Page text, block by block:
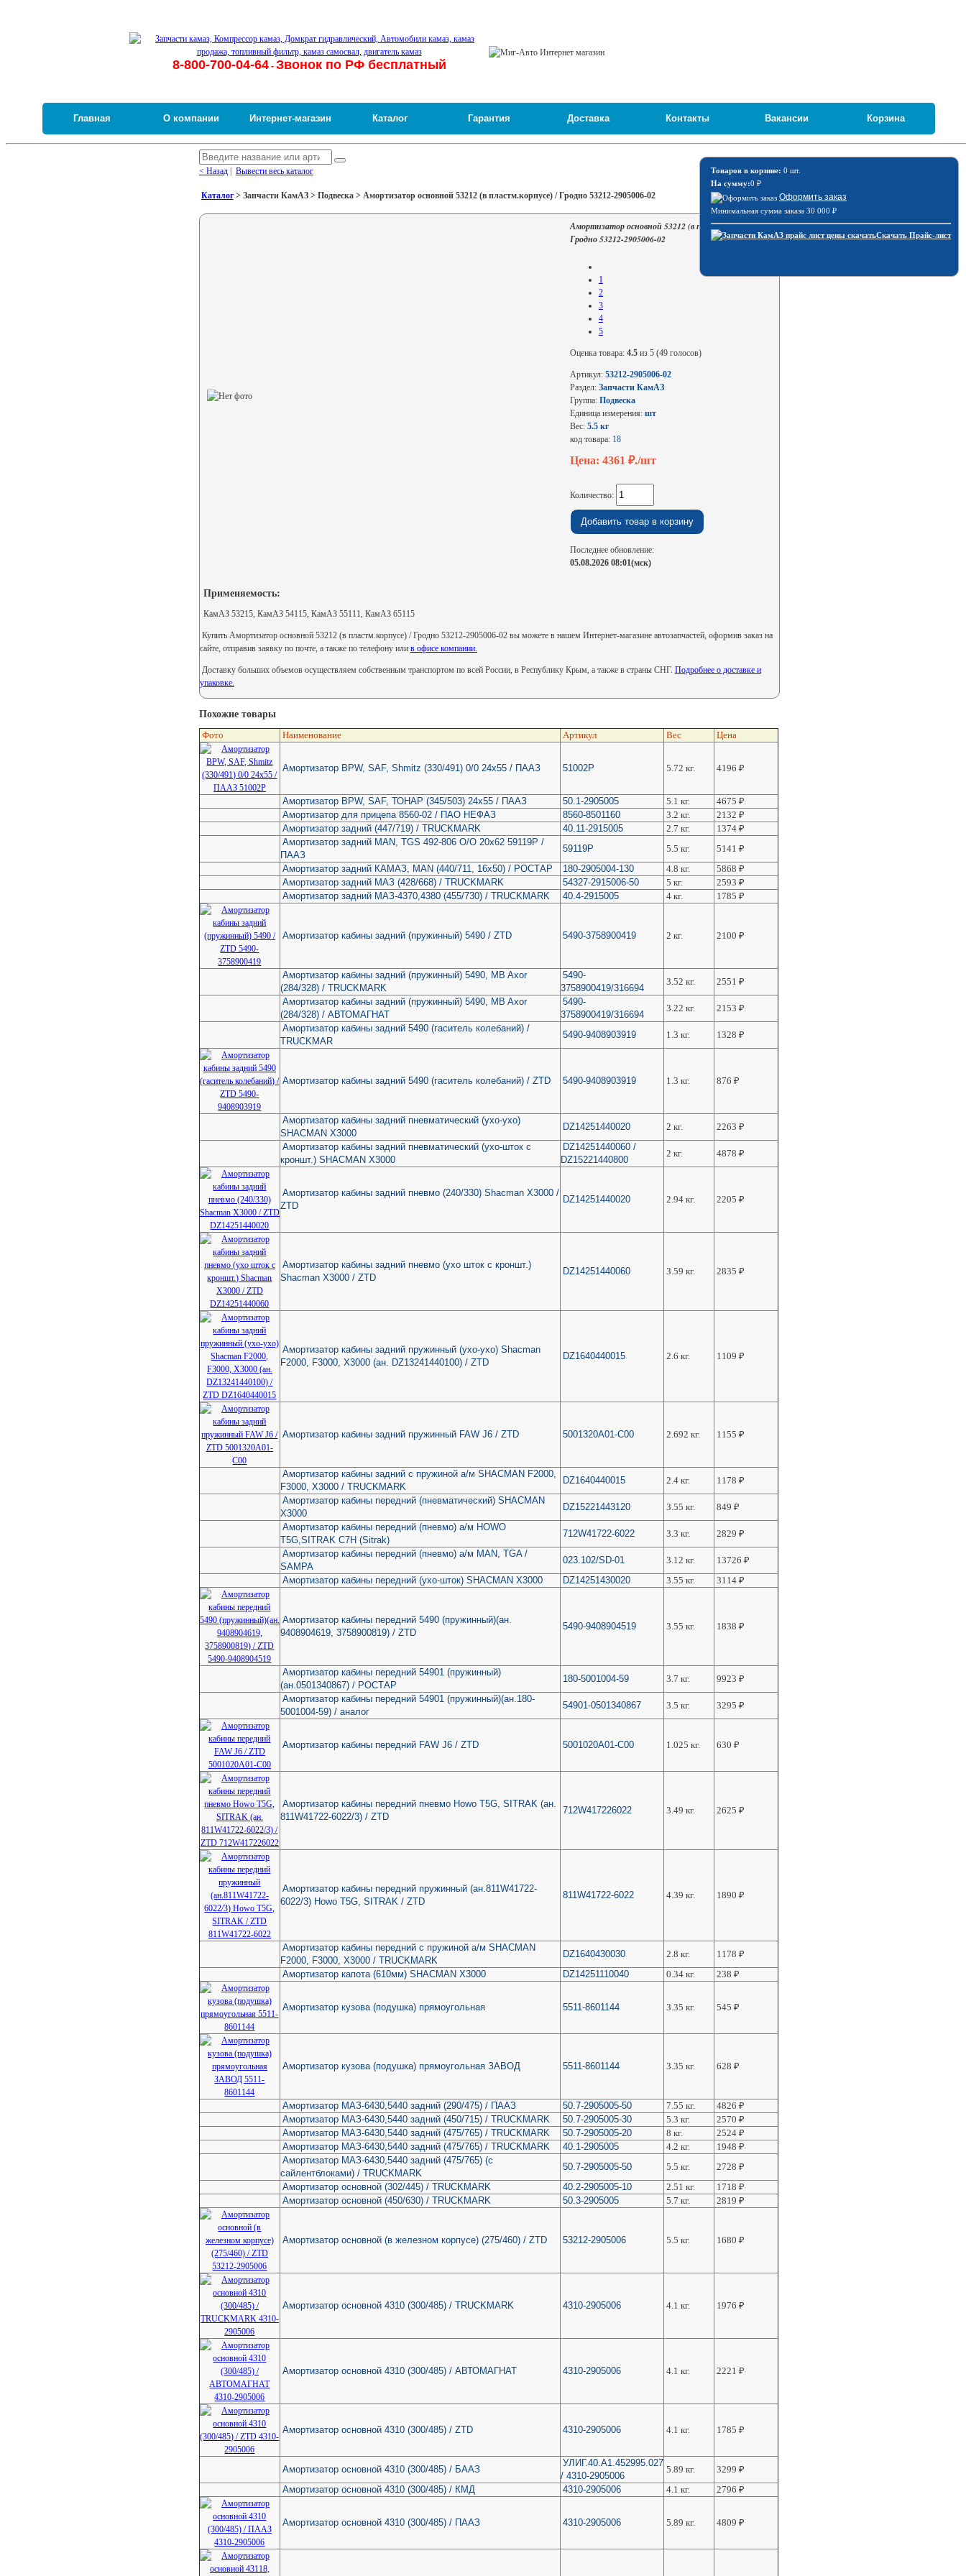
8-800-700-04-64- Звонок по РФ бесплатный
Главная О компании Интернет-магазин Каталог Гарантия Доставка Контакты Вакансии Корзина
Товаров в корзине: 0 шт.
На сумму:0 ₽
Оформить заказ
Минимальная сумма заказа 30 000 ₽
Скачать Прайс-лист
< Назад| Вывести весь каталог
Каталог> Запчасти КамАЗ > Подвеска > Амортизатор основной 53212 (в пластм.корпусе) / Гродно 53212-2905006-02
Амортизатор основной 53212 (в пластм.корпусе) /
Гродно 53212-2905006-02
1
2
3
4
5
Оценка товара: 4.5из 5 (49 голосов)
Артикул: 53212-2905006-02
Раздел: Запчасти КамАЗ
Группа: Подвеска
Единица измерения: шт
Вес: 5.5 кг
код товара: 18
Цена: 4361 ₽./шт
Количество:
Последнее обновление:
05.08.2026 08:01(мск)
Применяемость:
КамАЗ 53215, КамАЗ 54115, КамАЗ 55111, КамАЗ 65115
Купить Амортизатор основной 53212 (в пластм.корпусе) / Гродно 53212-2905006-02 вы можете в нашем Интернет-магазине автозапчастей, оформив заказ на
сайте, отправив заявку по почте, а также по телефону или в офисе компании.
Доставку больших объемов осуществляем собственным транспортом по всей России, в Республику Крым, а также в страны СНГ. Подробнее о доставке и
упаковке.
Похожие товары
Фото Наименование Артикул Вес Цена
Амортизатор BPW, SAF, Shmitz (330/491) 0/0 24х55 / ПААЗ 51002Р 5.72 кг. 4196 ₽
Амортизатор BPW, SAF, ТОНАР (345/503) 24х55 / ПААЗ 50.1-2905005 5.1 кг. 4675 ₽
Амортизатор для прицепа 8560-02 / ПАО НЕФАЗ
8560-8501160 3.2 кг. 2132 ₽
Амортизатор задний (447/719) / TRUCKMARK
40.11-2915005 2.7 кг. 1374 ₽
Амортизатор задний MAN, TGS 492-806 O/O 20х62 59119P /
ПААЗ
59119Р 5.5 кг. 5141 ₽
Амортизатор задний КАМАЗ, MAN (440/711, 16х50) / РОСТАР
180-2905004-130 4.8 кг. 5868 ₽
Амортизатор задний МАЗ (428/668) / TRUCKMARK
54327-2915006-50 5 кг. 2593 ₽
Амортизатор задний МАЗ-4370,4380 (455/730) / TRUCKMARK
40.4-2915005 4 кг. 1785 ₽
Амортизатор кабины задний (пружинный) 5490 / ZTD 5490-3758900419 2 кг. 2100 ₽
Амортизатор кабины задний (пружинный) 5490, MB Axor
(284/328) / TRUCKMARK
5490-
3758900419/316694
3.52 кг. 2551 ₽
Амортизатор кабины задний (пружинный) 5490, MB Axor
(284/328) / АВТОМАГНАТ
5490-
3758900419/316694
3.22 кг. 2153 ₽
Амортизатор кабины задний 5490 (гаситель колебаний) /
TRUCKMAR
5490-9408903919 1.3 кг. 1328 ₽
Амортизатор кабины задний 5490 (гаситель колебаний) / ZTD 5490-9408903919 1.3 кг. 876 ₽
Амортизатор кабины задний пневматический (ухо-ухо)
SHACMAN X3000
DZ14251440020 2 кг. 2263 ₽
Амортизатор кабины задний пневматический (ухо-шток с
кроншт.) SHACMAN X3000
DZ14251440060 /
DZ15221440800
2 кг. 4878 ₽
Амортизатор кабины задний пневмо (240/330) Shacman X3000 /
ZTD
DZ14251440020 2.94 кг. 2205 ₽
Амортизатор кабины задний пневмо (ухо шток с кроншт.)
Shacman Х3000 / ZTD
DZ14251440060 3.59 кг. 2835 ₽
Амортизатор кабины задний пружинный (ухо-ухо) Shacman
F2000, F3000, Х3000 (ан. DZ13241440100) / ZTD
DZ1640440015 2.6 кг. 1109 ₽
Амортизатор кабины задний пружинный FAW J6 / ZTD 5001320A01-C00 2.692 кг. 1155 ₽
Амортизатор кабины задний с пружиной а/м SHACMAN F2000,
F3000, X3000 / TRUCKMARK
DZ1640440015 2.4 кг. 1178 ₽
Амортизатор кабины передний (пневматический) SHACMAN
X3000
DZ15221443120 3.55 кг. 849 ₽
Амортизатор кабины передний (пневмо) а/м HOWO
T5G,SITRAK C7H (Sitrak)
712W41722-6022 3.3 кг. 2829 ₽
Амортизатор кабины передний (пневмо) а/м MAN, TGA /
SAMPA
023.102/SD-01 3.12 кг. 13726 ₽
Амортизатор кабины передний (ухо-шток) SHACMAN X3000
DZ14251430020 3.55 кг. 3114 ₽
Амортизатор кабины передний 5490 (пружинный)(ан.
9408904619, 3758900819) / ZTD
5490-9408904519 3.55 кг. 1838 ₽
Амортизатор кабины передний 54901 (пружинный)
(ан.0501340867) / РОСТАР
180-5001004-59 3.7 кг. 9923 ₽
Амортизатор кабины передний 54901 (пружинный)(ан.180-
5001004-59) / аналог
54901-0501340867 3.5 кг. 3295 ₽
Амортизатор кабины передний FAW J6 / ZTD 5001020A01-C00 1.025 кг. 630 ₽
Амортизатор кабины передний пневмо Howo T5G, SITRAK (ан.
811W41722-6022/3) / ZTD
712W417226022 3.49 кг. 2625 ₽
Амортизатор кабины передний пружинный (ан.811W41722-
6022/3) Howo T5G, SITRAK / ZTD
811W41722-6022 4.39 кг. 1890 ₽
Амортизатор кабины передний с пружиной а/м SHACMAN
F2000, F3000, X3000 / TRUCKMARK
DZ1640430030 2.8 кг. 1178 ₽
Амортизатор капота (610мм) SHACMAN X3000
DZ14251110040 0.34 кг. 238 ₽
Амортизатор кузова (подушка) прямоугольная 5511-8601144 3.35 кг. 545 ₽
Амортизатор кузова (подушка) прямоугольная ЗАВОД 5511-8601144 3.35 кг. 628 ₽
Амортизатор МАЗ-6430,5440 задний (290/475) / ПААЗ 50.7-2905005-50 7.55 кг. 4826 ₽
Амортизатор МАЗ-6430,5440 задний (450/715) / TRUCKMARK
50.7-2905005-30 5.3 кг. 2570 ₽
Амортизатор МАЗ-6430,5440 задний (475/765) / TRUCKMARK
50.7-2905005-20 8 кг. 2524 ₽
Амортизатор МАЗ-6430,5440 задний (475/765) / TRUCKMARK
40.1-2905005 4.2 кг. 1948 ₽
Амортизатор МАЗ-6430,5440 задний (475/765) (с
сайлентблоками) / TRUCKMARK
50.7-2905005-50 5.5 кг. 2728 ₽
Амортизатор основной (302/445) / TRUCKMARK
40.2-2905005-10 2.51 кг. 1718 ₽
Амортизатор основной (450/630) / TRUCKMARK
50.3-2905005 5.7 кг. 2819 ₽
Амортизатор основной (в железном корпусе) (275/460) / ZTD 53212-2905006 5.5 кг. 1680 ₽
Амортизатор основной 4310 (300/485) / TRUCKMARK 4310-2905006 4.1 кг. 1976 ₽
Амортизатор основной 4310 (300/485) / АВТОМАГНАТ 4310-2905006 4.1 кг. 2221 ₽
Амортизатор основной 4310 (300/485) / ZTD 4310-2905006 4.1 кг. 1785 ₽
Амортизатор основной 4310 (300/485) / БААЗ
УЛИГ.40.А1.452995.027
/ 4310-2905006
5.89 кг. 3299 ₽
Амортизатор основной 4310 (300/485) / КМД
4310-2905006 4.1 кг. 2796 ₽
Амортизатор основной 4310 (300/485) / ПААЗ 4310-2905006 5.89 кг. 4809 ₽